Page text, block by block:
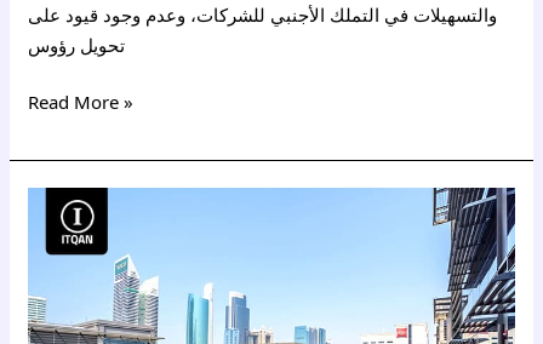
والتسهيلات في التملك الأجنبي للشركات، وعدم وجود قيود على
تحويل رؤوس
Read More »
تكلفة
الرخصة
التجارية
في
دبي